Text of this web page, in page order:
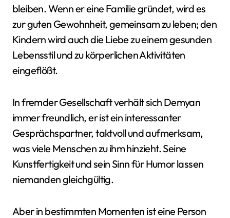
bleiben. Wenn er eine Familie gründet, wird es
zur guten Gewohnheit, gemeinsam zu leben; den
Kindern wird auch die Liebe zu einem gesunden
Lebensstil und zu körperlichen Aktivitäten
eingeflößt.
In fremder Gesellschaft verhält sich Demyan
immer freundlich, er ist ein interessanter
Gesprächspartner, taktvoll und aufmerksam,
was viele Menschen zu ihm hinzieht. Seine
Kunstfertigkeit und sein Sinn für Humor lassen
niemanden gleichgültig.
Aber in bestimmten Momenten ist eine Person